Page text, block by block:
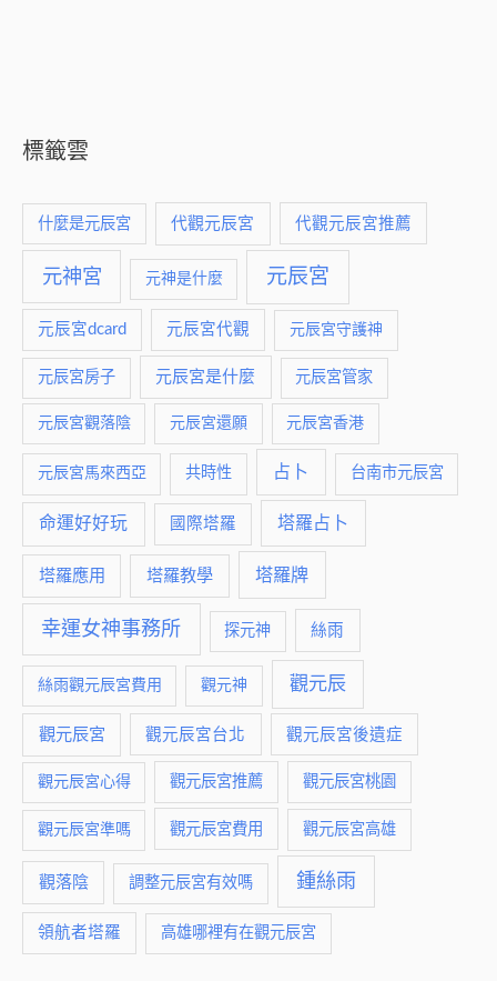
標籤雲
什麼是元辰宮 代觀元辰宮 代觀元辰宮推薦
元神宮 元神是什麼 元辰宮
元辰宮dcard 元辰宮代觀 元辰宮守護神
元辰宮房子 元辰宮是什麼 元辰宮管家
元辰宮觀落陰 元辰宮還願 元辰宮香港
元辰宮馬來西亞 共時性 占卜 台南市元辰宮
命運好好玩 國際塔羅 塔羅占卜
塔羅應用 塔羅教學 塔羅牌
幸運女神事務所 探元神 絲雨
絲雨觀元辰宮費用 觀元神 觀元辰
觀元辰宮 觀元辰宮台北 觀元辰宮後遺症
觀元辰宮心得 觀元辰宮推薦 觀元辰宮桃園
觀元辰宮準嗎 觀元辰宮費用 觀元辰宮高雄
觀落陰 調整元辰宮有效嗎 鍾絲雨
領航者塔羅 高雄哪裡有在觀元辰宮